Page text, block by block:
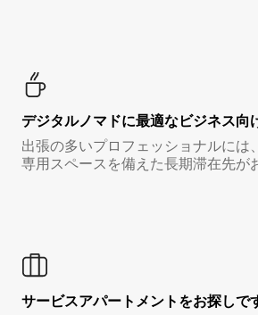
デジタルノマド⁠に最⁠適⁠なビ⁠ジ⁠ネ⁠ス⁠向⁠
出張の多いプロフェッショナルには
専用スペースを備えた長期滞在先が
サービスアパートメントをお探しで